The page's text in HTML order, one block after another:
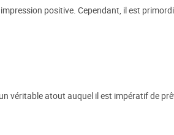
positive. Cependant, il est
véritable atout auquel il est impératif de